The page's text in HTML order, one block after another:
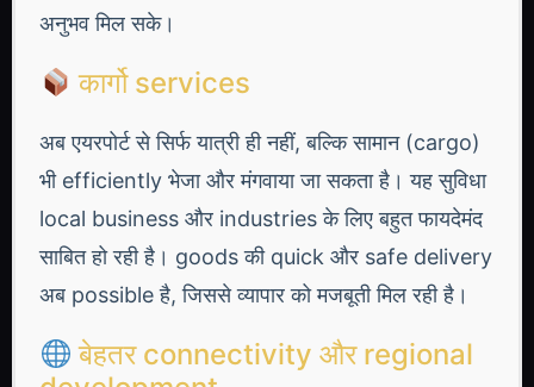
अनुभव मिल सके।
कार्गो services
अब एयरपोर्ट से सिर्फ यात्री ही नहीं, बल्कि सामान (cargo)
भी efficiently भेजा और मंगवाया जा सकता है। यह सुविधा
local business और industries के लिए बहुत फायदेमंद
साबित हो रही है। goods की quick और safe delivery
अब possible है, जिससे व्यापार को मजबूती मिल रही है।
बेहतर connectivity और regional